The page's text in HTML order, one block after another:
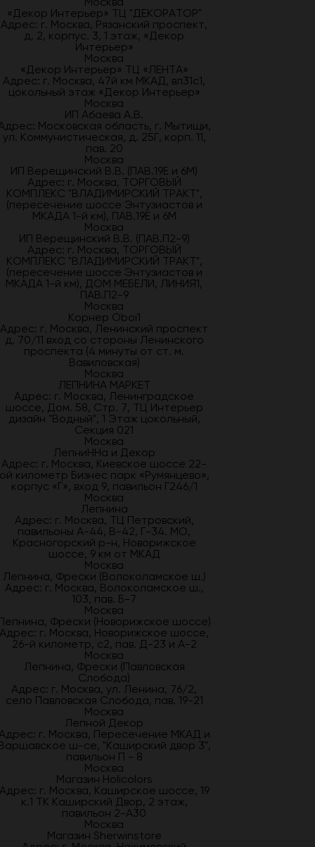
«Декор Интерьер» ТЦ "ДЕКОРАТОР"
Адрес: г. Москва, Рязанский проспект,
д. 2, корпус. 3, 1 этаж, «Декор
Интерьер»
Москва
«Декор Интерьер» ТЦ «ЛЕНТА»
Адрес: г. Москва, 47й км МКАД, вл31с1,
цокольный этаж «Декор Интерьер»
Москва
ИП Абаева А.В.
Московская область, г. Мытищи,
ул. Коммунистическая, д. 25Г, корп. 11,
пав. 20
Москва
ИП Верещинский В.В. (ПАВ.19Е и 6М)
Адрес: г. Москва, ТОРГОВЫЙ
КОМПЛЕКС "ВЛАДИМИРСКИЙ ТРАКТ",
(пересечение шоссе Энтузиастов и
МКАДА 1-й км), ПАВ.19Е и 6М
Москва
ИП Верещинский В.В. (ПАВ.П2-9)
Адрес: г. Москва, ТОРГОВЫЙ
КОМПЛЕКС "ВЛАДИМИРСКИЙ ТРАКТ",
(пересечение шоссе Энтузиастов и
МКАДА 1-й км), ДОМ МЕБЕЛИ, ЛИНИЯ1,
ПАВ.П2-9
Москва
Корнер Oboi1
Адрес: г. Москва, Ленинский проспект
д. 70/11 вход со стороны Ленинского
проспекта (4 минуты от ст. м.
Вавиловская)
Москва
ЛЕПНИНА МАРКЕТ
Адрес: г. Москва, Ленинградское
шоссе, Дом. 58, Стр. 7, ТЦ Интерьер
дизайн "Водный", 1 Этаж цокольный,
Секция 021
Москва
ЛепниННа и Декор
Адрес: г. Москва, Киевское шоссе 22-
километр Бизнес парк «Румянцево»,
корпус «Г», вход 9, павильон Г246/1
Москва
Лепнина
Адрес: г. Москва, ТЦ Петровский,
павильоны А-44, В-42, Г-34. МО,
Красногорский р-н, Новорижское
шоссе, 9 км от МКАД
Москва
Лепнина, Фрески (Волоколамское ш.)
Адрес: г. Москва, Волоколамское ш.,
103, пав. Б-7
Москва
Фрески (Новорижское шоссе)
Адрес: г. Москва, Новорижское шоссе,
26-й километр, с2, пав. Д-23 и А-2
Москва
Лепнина, Фрески (Павловская
Слобода)
Адрес: г. Москва, ул. Ленина, 76/2,
село Павловская Слобода, пав. 19-21
Москва
Лепной Декор
г. Москва, Пересечение МКАД и
ш-се, "Каширский двор 3",
павильон П - 8
Москва
Магазин Holicolors
г. Москва, Каширское шоссе, 19
к.1 ТК Каширский Двор, 2 этаж,
павильон 2-А30
Москва
Магазин Sherwinstore